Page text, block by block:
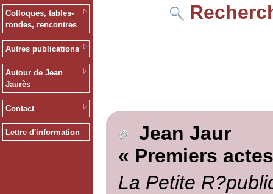
Colloques, tables-
rondes, rencontres
Autres publications
Autour de Jean
Jaurès
Contact
Lettre d'information
Jean Jaur
« Premiers
La Petite